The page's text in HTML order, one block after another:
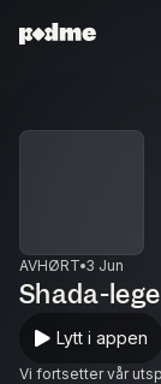
AVHØRT 3 Jun
Shada-
Lytt i appen
Vi fortsetter vår